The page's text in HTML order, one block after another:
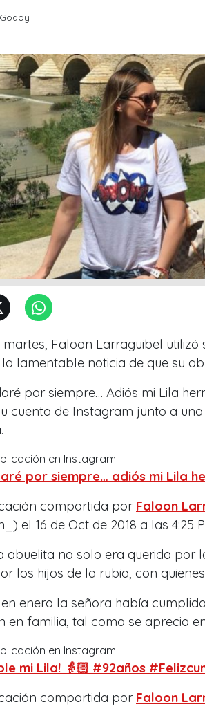
Faloon Larraguibel utilizó
lamentable noticia de que su
por siempre… Adiós mi Lila
cuenta de Instagram junto a
en Instagram
por siempre… adiós mi Lila
compartida por Faloon
el 16 de Oct de 2018 a las 4:25
abuelita no solo era querida por
los hijos de la rubia, con
en enero la señora había
en familia, tal como se aprecia
en Instagram
mi Lila! 👵🏻 #92años
compartida por Faloon